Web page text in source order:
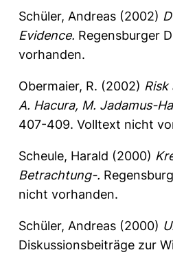
Schüler, Andreas (2002)
Evidence. Regensburger
vorhanden.
Obermaier, R. (2002)
A. Hacura, M. Jadamus-
407-409. Volltext nicht
Scheule, Harald (2000)
Betrachtung-.
nicht vorhanden.
Schüler, Andreas (2000)
Diskussionsbeiträge zur